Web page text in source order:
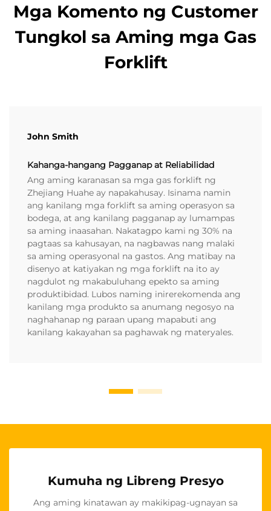
Mga Komento ng Customer
Tungkol sa Aming mga Gas
Forklift
John Smith
Kahanga-hangang Pagganap at Reliabilidad
Ang aming karanasan sa mga gas forklift ng
Zhejiang Huahe ay napakahusay. Isinama namin
ang kanilang mga forklift sa aming operasyon sa
bodega, at ang kanilang pagganap ay lumampas
sa aming inaasahan. Nakatagpo kami ng 30% na
pagtaas sa kahusayan, na nagbawas nang malaki
sa aming operasyonal na gastos. Ang matibay na
disenyo at katiyakan ng mga forklift na ito ay
nagdulot ng makabuluhang epekto sa aming
produktibidad. Lubos naming inirerekomenda ang
kanilang mga produkto sa anumang negosyo na
naghahanap ng paraan upang mapabuti ang
kanilang kakayahan sa paghawak ng materyales.
Kumuha ng Libreng Presyo
Ang aming kinatawan ay makikipag-ugnayan sa